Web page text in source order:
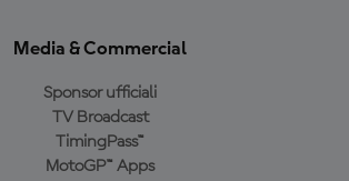
Media & Commercial
Sponsor ufficiali
TV Broadcast
TimingPass™
MotoGP™ Apps